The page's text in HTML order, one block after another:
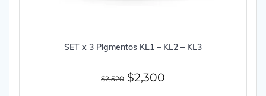
SET x 3 Pigmentos KL1 – KL2 – KL3
$2,520 El
$2,300